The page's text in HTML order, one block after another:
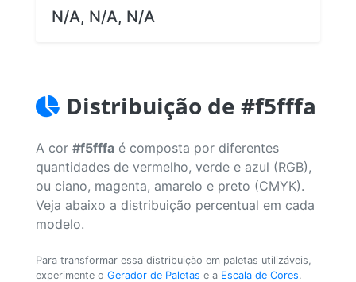
N/A, N/A, N/A
Distribuição de #f5fffa
A cor #f5fffa é composta por diferentes
quantidades de vermelho, verde e azul (RGB),
ou ciano, magenta, amarelo e preto (CMYK).
Veja abaixo a distribuição percentual em cada
modelo.
Para transformar essa distribuição em paletas utilizáveis,
experimente o Gerador de Paletas e a Escala de Cores.